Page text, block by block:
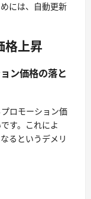
には、自動更新
格上昇
ン価格の落と
ロモーション価
す。これによ
るというデメリ